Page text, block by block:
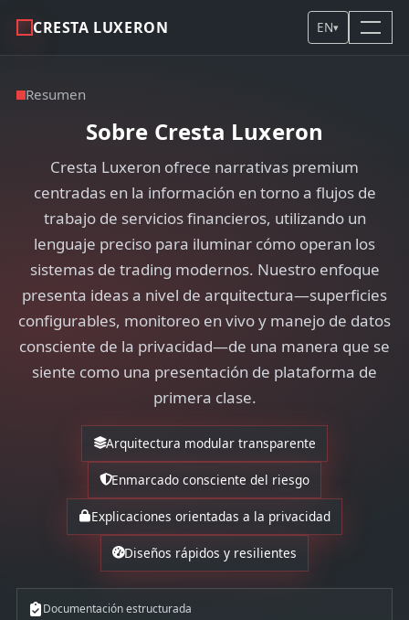
CRESTA LUXERON EN▾
Resumen
Sobre Cresta Luxeron
Cresta Luxeron ofrece narrativas premium
centradas en la información en torno a flujos de
trabajo de servicios financieros, utilizando un
lenguaje preciso para iluminar cómo operan los
sistemas de trading modernos. Nuestro enfoque
presenta ideas a nivel de arquitectura—superficies
configurables, monitoreo en vivo y manejo de datos
consciente de la privacidad—de una manera que se
siente como una presentación de plataforma de
primera clase.
Arquitectura modular transparente
Enmarcado consciente del riesgo
Explicaciones orientadas a la privacidad
Diseños rápidos y resilientes
Documentación estructurada